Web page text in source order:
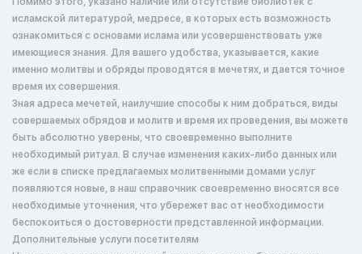
исламской литературой, медресе, в которых есть возможность
ознакомиться с основами ислама или усовершенствовать уже
имеющиеся знания. Для вашего удобства, указывается, какие
именно молитвы и обряды проводятся в мечетях, и дается точное
время их совершения.
Зная адреса мечетей, наилучшие способы к ним добраться, виды
совершаемых обрядов и молитв и время их проведения, вы можете
быть абсолютно уверены, что своевременно выполните
необходимый ритуал. В случае изменения каких-либо данных или
же если в списке предлагаемых молитвенными домами услуг
появляются новые, в наш справочник своевременно вносятся все
необходимые уточнения, что убережет вас от необходимости
беспокоиться о достоверности представленной информации.
Дополнительные услуги посетителям